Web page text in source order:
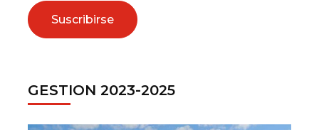
GESTION 2023-2025